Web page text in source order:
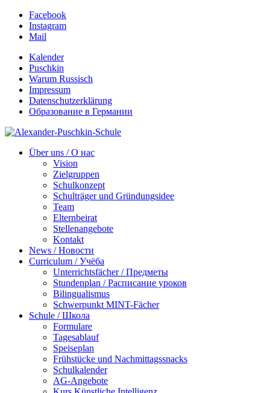
Facebook
Instagram
Mail
Kalender
Puschkin
Warum Russisch
Impressum
Datenschutzerklärung
Образование в Германии
Über uns / О нас
Vision
Zielgruppen
Schulkonzept
Schulträger und Gründungsidee
Team
Elternbeirat
Stellenangebote
Kontakt
News / Новости
Curriculum / Учёба
Unterrichtsfächer / Предметы
Stundenplan / Расписание уроков
Bilingualismus
Schwerpunkt MINT-Fächer
Schule / Школа
Formulare
Tagesablauf
Speiseplan
Frühstücke und Nachmittagssnacks
Schulkalender
AG-Angebote